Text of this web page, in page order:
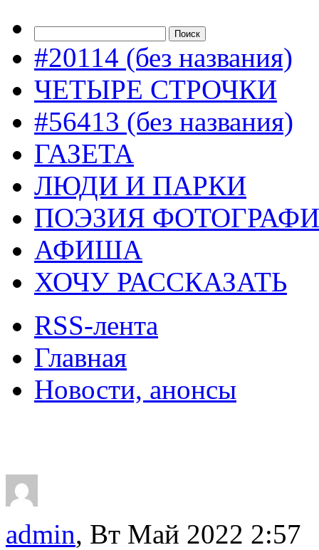
#20114 (без названия)
ЧЕТЫРЕ СТРОЧКИ
#56413 (без названия)
ГАЗЕТА
ЛЮДИ И ПАРКИ
ПОЭЗИЯ
АФИША
ХОЧУ РАССКАЗАТЬ
RSS-лента
Главная
Новости, анонсы
admin, Вт Май 2022 2:57